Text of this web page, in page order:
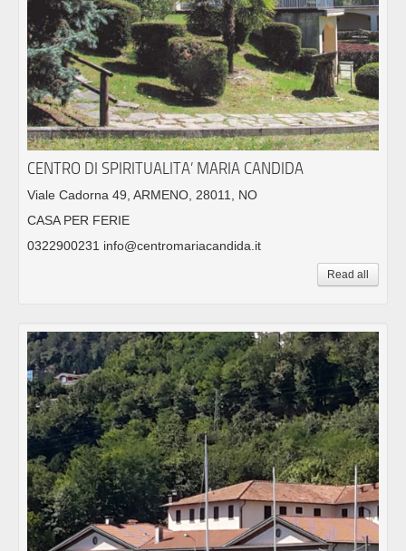
CENTRO DI SPIRITUALITA’ MARIA CANDIDA
Viale Cadorna 49, ARMENO, 28011, NO
CASA PER FERIE
0322900231 info@centromariacandida.it
Read all